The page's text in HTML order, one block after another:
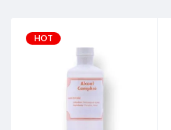
HOT